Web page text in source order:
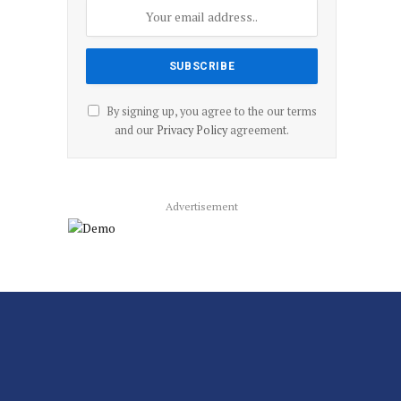
By signing up, you agree to the our terms
and our Privacy Policyagreement.
Advertisement